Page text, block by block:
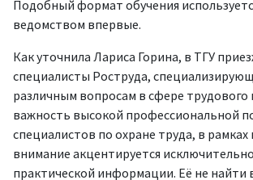
Подобный формат обучения
ведомством впервые.
Как уточнила Лариса Горина, в ТГУ
специалисты Роструда,
различным вопросам в сфере трудового
важность высокой профессиональной
специалистов по охране труда, в рамках
внимание акцентируется
практической информации. Её не найти